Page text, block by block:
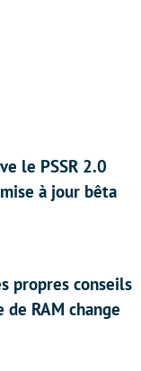
le PSSR 2.0
à jour bêta
propres conseils
RAM change